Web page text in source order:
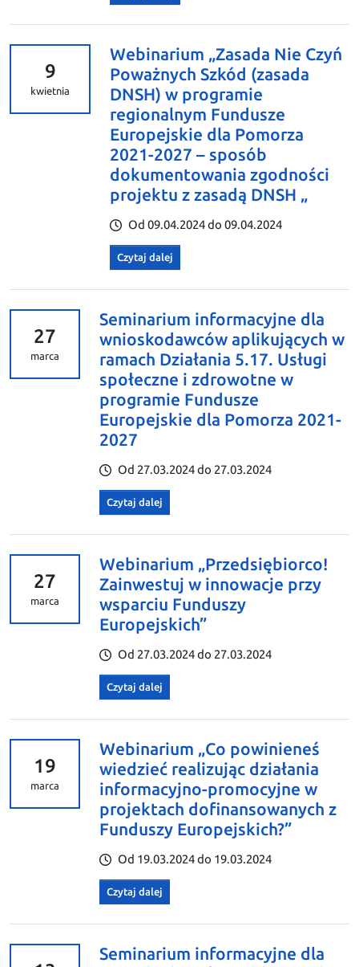
9
kwietnia
Webinarium „Zasada Nie Czyń
Poważnych Szkód (zasada
DNSH) w programie
regionalnym Fundusze
Europejskie dla Pomorza
2021-2027 – sposób
dokumentowania zgodności
projektu z zasadą DNSH „
Od 09.04.2024 do 09.04.2024
Czytaj dalej
27
marca
Seminarium informacyjne dla
wnioskodawców aplikujących w
ramach Działania 5.17. Usługi
społeczne i zdrowotne w
programie Fundusze
Europejskie dla Pomorza 2021-
2027
Od 27.03.2024 do 27.03.2024
Czytaj dalej
27
marca
Webinarium „Przedsiębiorco!
Zainwestuj w innowacje przy
wsparciu Funduszy
Europejskich”
Od 27.03.2024 do 27.03.2024
Czytaj dalej
19
marca
Webinarium „Co powinieneś
wiedzieć realizując działania
informacyjno-promocyjne w
projektach dofinansowanych z
Funduszy Europejskich?”
Od 19.03.2024 do 19.03.2024
Czytaj dalej
Seminarium informacyjne dla